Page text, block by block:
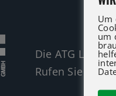
Die ATG LIFT
Rufen Sie an
Um
um